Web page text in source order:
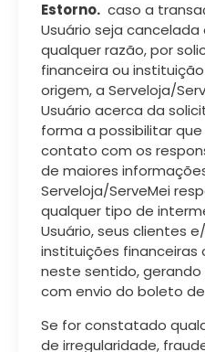
Estorno. caso a
Usuário seja
qualquer razão, por
financeira ou
origem, a Serveloja/
Usuário acerca da
forma a possibilitar
contato com os
de maiores
Serveloja/ServeMei
qualquer tipo de
Usuário, seus clientes
instituições
neste sentido,
com envio do boleto
Se for constatado
de irregularidade,